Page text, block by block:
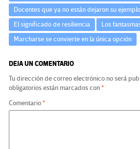
Docentes que ya no están dejaron su ejemplo
El significado de resiliencia
Los
Marcharse se convierte en la única opción
DEJA UN COMENTARIO
Tu dirección de correo electrónico no será
obligatorios están marcados con*
Comentario*